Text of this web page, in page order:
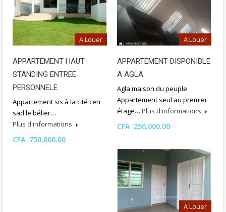
A Louer
APPARTEMENT HAUT
STANDING ENTREE
PERSONNELE
Appartement sis à la cité cen
sad le bélier…
Plus d'informations
CFA 750,000.00
A Louer
APPARTEMENT DISPONIBLE
A AGLA
Agla maison du peuple
Appartement seul au premier
étage… Plus d'informations
CFA 250,000.00
A Louer